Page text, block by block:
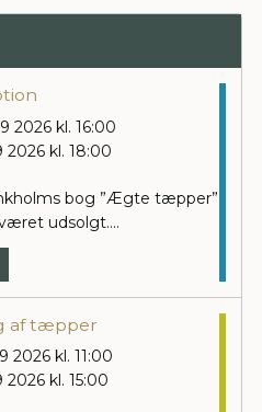
2026 kl. 16:00
2026 kl. 18:00
bog ”Ægte tæpper”
udsolgt....
af tæpper
2026 kl. 11:00
2026 kl. 15:00